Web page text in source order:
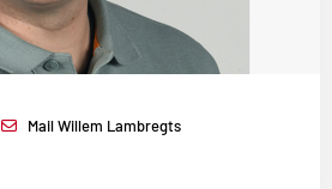
Mail Willem Lambregts